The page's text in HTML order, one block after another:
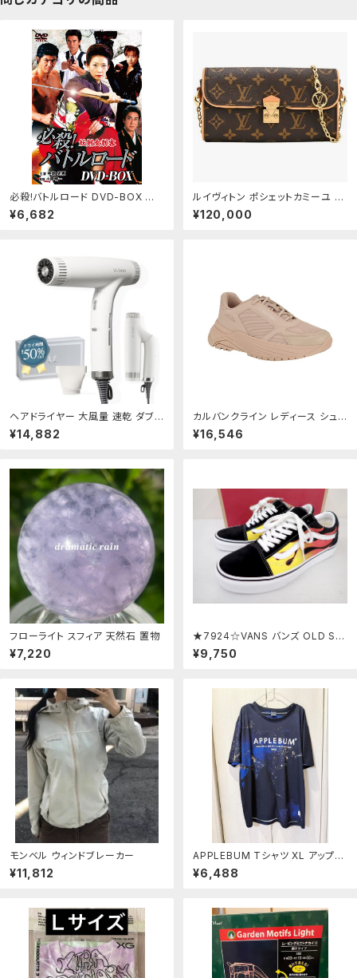
必殺!バトルロード DVD-BOX 中
島史恵,中条きよし,秋本つばさ[DV
D](中古)
¥6,682
ルイヴィトン ポシェットカミーユ シ
ョルダーバッグ ハンドバッグ M135
66
¥120,000
ヘアドライヤー 大風量 速乾 ダブル
補修イオン 折り畳み式 遠赤外線
うるツヤ髪 軽量コンパクト 静電気
ング機能 美容師 PSE認証 (シルキ
ーホワイト, 速乾・大風量モ 70ce
7380
¥14,882
カルバンクライン レディース シュ
ーズ スニーカー レース Calvin Kl
ein Womens Amyra LaceUp S
¥16,546
フローライト スフィア 天然石 置物
¥7,220
★7924☆VANS バンズ OLD SK
OOL オールドスクール VN0A38
G1PHN スニーカー 極美品 26
¥9,750
モンベル ウィンドブレーカー
¥11,812
APPLEBUM Tシャツ XL アップル
バム
¥6,488